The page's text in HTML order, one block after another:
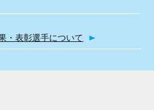
・表彰選手について